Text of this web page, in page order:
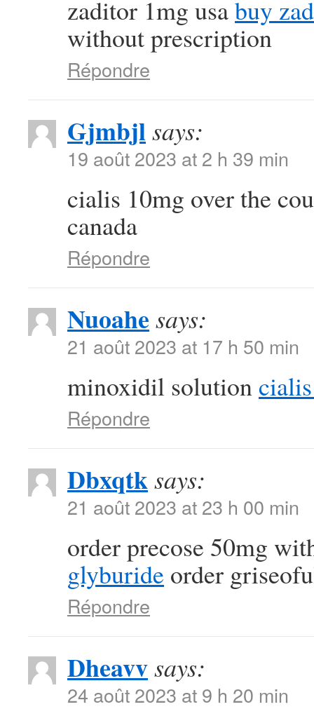
zaditor 1mg usabuy
without prescription
Répondre
Gjmbjlsays:
19 août 2023 at 2 h 39 min
cialis 10mg over the
canada
Répondre
Nuoahe says:
21 août 2023 at 17 h 50 min
minoxidil solution
Répondre
Dbxqtksays:
21 août 2023 at 23 h 00 min
order precose 50mg
glyburide order
Répondre
Dheavvsays:
24 août 2023 at 9 h 20 min